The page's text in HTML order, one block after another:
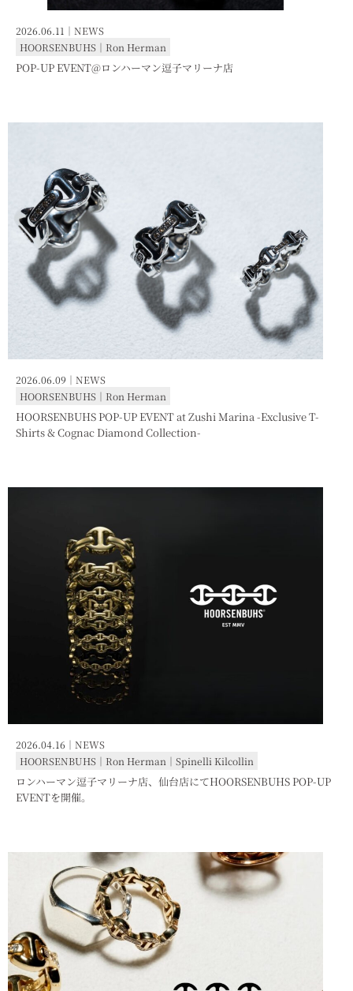
2026.06.11｜ NEWS
HOORSENBUHS ｜ Ron Herman
POP-UP EVENT@ロンハーマン逗子マリーナ店
2026.06.09｜ NEWS
HOORSENBUHS ｜ Ron Herman
HOORSENBUHS POP-UP EVENT at Zushi Marina -Exclusive T-
Shirts & Cognac Diamond Collection-
2026.04.16｜ NEWS
HOORSENBUHS ｜ Ron Herman ｜ Spinelli Kilcollin
ロンハーマン逗子マリーナ店、仙台店にてHOORSENBUHS POP-UP
EVENTを開催。